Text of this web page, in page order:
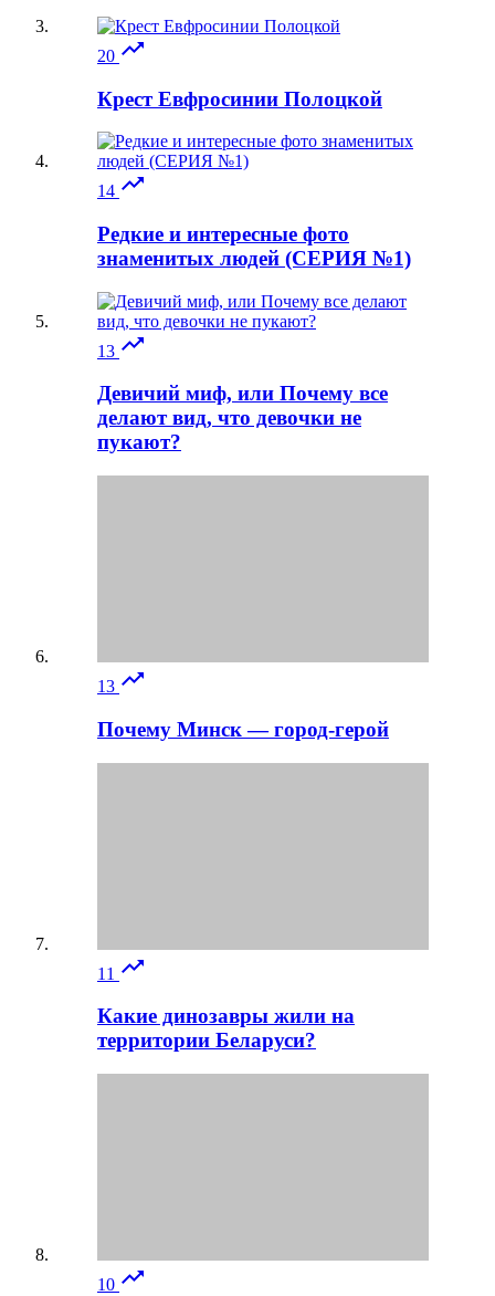
20 
Крест Евфросинии Полоцкой
14 
Редкие и интересные фото
знаменитых людей (СЕРИЯ №1)
13 
Девичий миф, или Почему все
делают вид, что девочки не
пукают?
13 
Почему Минск — город-герой
11 
Какие динозавры жили на
территории Беларуси?
10 